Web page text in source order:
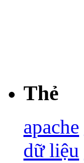
Thẻ
apache
dữ liệu